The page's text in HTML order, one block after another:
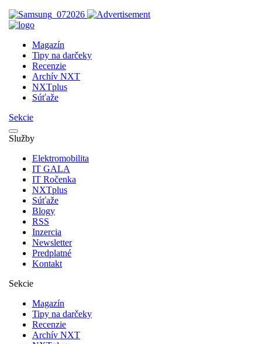
Magazín
Tipy na darčeky
Recenzie
Archív NXT
NXTplus
Súťaže
Sekcie
Služby
Elektromobilita
IT GALA
IT Ročenka
NXTplus
Súťaže
Blogy
RSS
Inzercia
Newsletter
Predplatné
Kontakt
Sekcie
Magazín
Tipy na darčeky
Recenzie
Archív NXT